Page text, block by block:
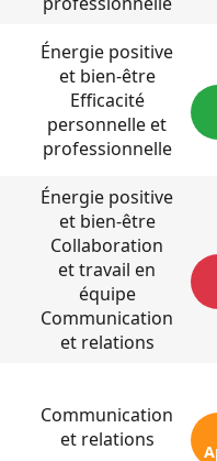
Énergie positive
et bien-être
Efficacité
personnelle et
professionnelle
Énergie positive
et bien-être
Collaboration
et travail en
équipe
Communication
et relations
Communication
et relations